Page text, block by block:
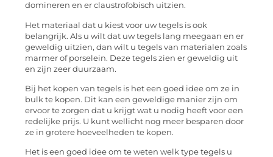
domineren en er claustrofobisch uitzien.
Het materiaal dat u kiest voor uw tegels is ook
belangrijk. Als u wilt dat uw tegels lang meegaan en er
geweldig uitzien, dan wilt u tegels van materialen zoals
marmer of porselein. Deze tegels zien er geweldig uit
en zijn zeer duurzaam.
Bij het kopen van tegels is het een goed idee om ze in
bulk te kopen. Dit kan een geweldige manier zijn om
ervoor te zorgen dat u krijgt wat u nodig heeft voor een
redelijke prijs. U kunt wellicht nog meer besparen door
ze in grotere hoeveelheden te kopen.
Het is een goed idee om te weten welk type tegels u